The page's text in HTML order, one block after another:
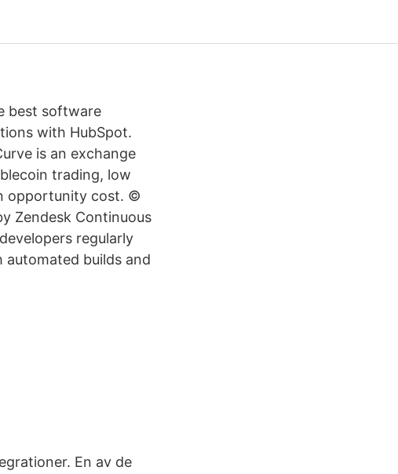
best software
with HubSpot.
is an exchange
trading, low
opportunity cost. ©
Zendesk Continuous
regularly
builds and
En av de